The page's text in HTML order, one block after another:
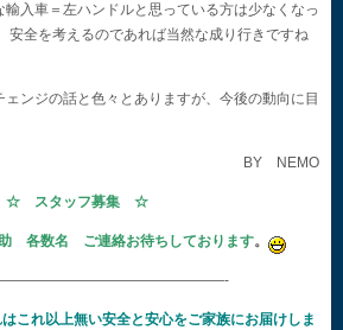
入車＝左ハンドルと思っている方は少なくなっ
安全を考えるのであれば当然な成り行きですね
ンジの話と色々とありますが、今後の動向に目
BY NEMO
☆ スタッフ募集 ☆
各数名 ご連絡お待ちしております。
これ以上無い安全と安心をご家族にお届けしま